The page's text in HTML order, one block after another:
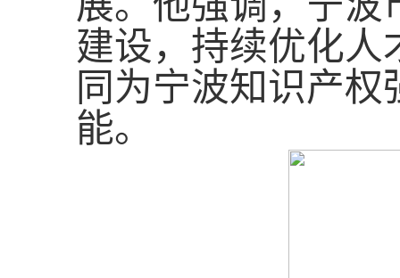
建设，持续优化人
同为宁波知识产
能。